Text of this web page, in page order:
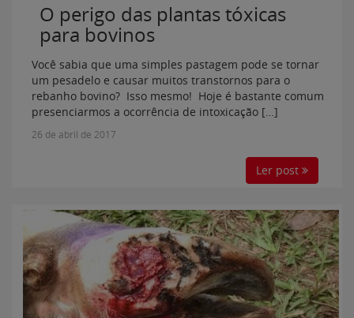
O perigo das plantas tóxicas
para bovinos
Você sabia que uma simples pastagem pode se tornar
um pesadelo e causar muitos transtornos para o
rebanho bovino? Isso mesmo! Hoje é bastante comum
presenciarmos a ocorrência de intoxicação […]
26 de abril de 2017
Ler post